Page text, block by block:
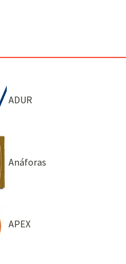
ADUR
Anáforas
APEX